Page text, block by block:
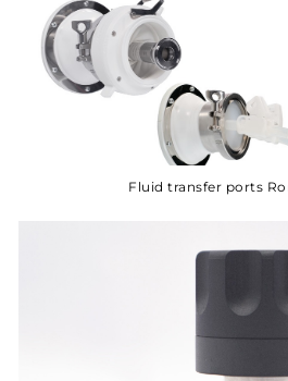
Fluid transfer ports